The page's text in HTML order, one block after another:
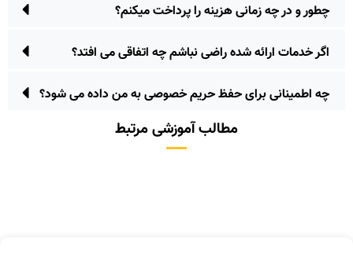
چطور و در چه زمانی هزینه را پرداخت میکنم؟
اگر خدمات ارائه شده راضی نباشم چه اتفاقی می افتد؟
چه اطمینانی برای حفظ حریم خصوصی به من داده می شود؟
مطالب آموزشی مرتبط